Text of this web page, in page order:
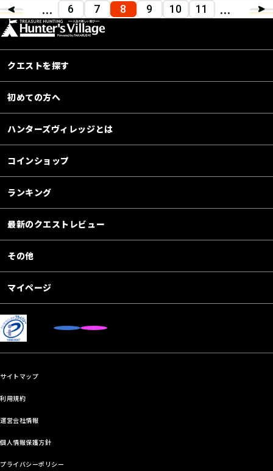
... 6 7 8 9 10 11 ...
クエストを探す
初めての方へ
ハンターズヴィレッジとは
コインショップ
ランキング
最新のクエストレビュー
その他
マイページ
サイトマップ
利用規約
運営会社情報
個人情報保護方針
プライバシーポリシー